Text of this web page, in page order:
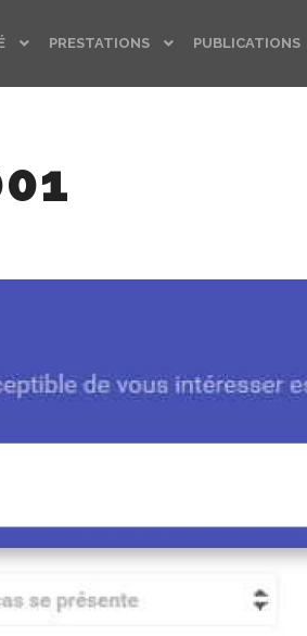
PRESTATIONS PUBLICATIONS